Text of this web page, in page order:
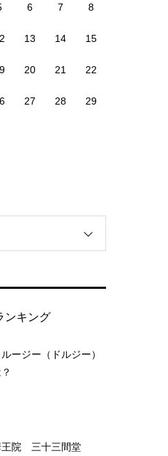
6 7 8
13 14 15
20 21 22
27 28 29
ンキング
ルージー（ドルジー）
王院 三十三間堂